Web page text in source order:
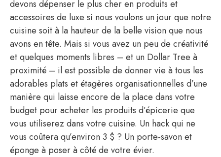
devons dépenser le plus cher en produits et
accessoires de luxe si nous voulons un jour que notre
cuisine soit à la hauteur de la belle vision que nous
avons en tête. Mais si vous avez un peu de créativité
et quelques moments libres – et un Dollar Tree à
proximité – il est possible de donner vie à tous les
adorables plats et étagères organisationnelles d’une
manière qui laisse encore de la place dans votre
budget pour acheter les produits d’épicerie que
vous utiliserez dans votre cuisine. Un hack qui ne
vous coûtera qu’environ 3 $ ? Un porte-savon et
éponge à poser à côté de votre évier.